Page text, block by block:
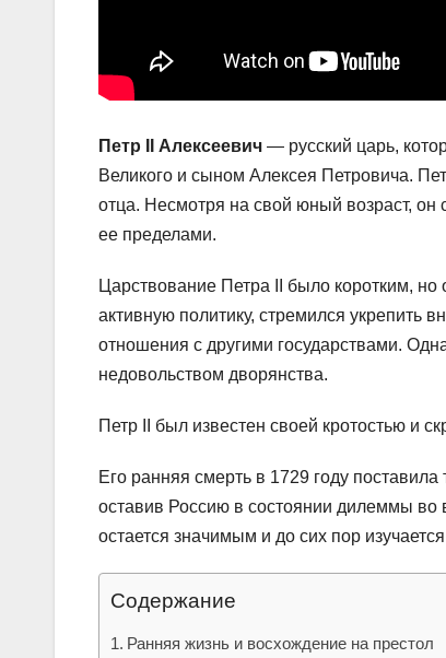
Петр II Алексеевич — русский царь,
Великого и сыном Алексея Петровича.
отца. Несмотря на свой юный возраст, он
ее пределами.
Царствование Петра II было коротким,
активную политику, стремился укрепить
отношения с другими государствами.
недовольством дворянства.
Петр II был известен своей кротостью и
Его ранняя смерть в 1729 году
оставив Россию в состоянии дилеммы во
остается значимым и до сих пор
Содержание
Ранняя жизнь и восхождение на престол